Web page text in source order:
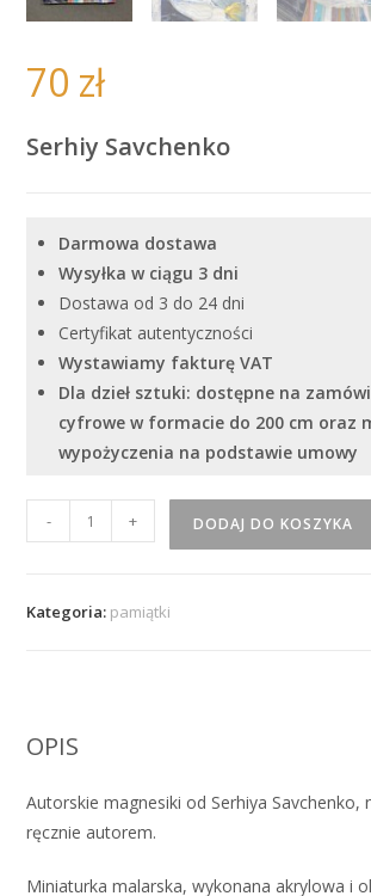
70 zł
Serhiy Savchenko
Darmowa dostawa
Wysyłka w ciągu 3 dni
Dostawa od 3 do 24 dni
Certyfikat autentyczności
Wystawiamy fakturę VAT
Dla dzieł sztuki: dostępne na
cyfrowe w formacie do 200 cm oraz
wypożyczenia na podstawie umowy
Autorskie
- + DODAJ DO KOSZYKA
Kategoria: pamiątki
OPIS
Autorskie magnesiki od Serhiya Savchenko,
ręcznie autorem.
Miniaturka malarska, wykonana akrylowa i